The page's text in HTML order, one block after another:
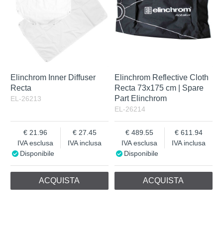
Elinchrom Inner Diffuser
Recta
EL-26213
IVA esclusa
21.96
IVA inclusa
27.45
Disponibile
ACQUISTA
Elinchrom Reflective Cloth
Recta 73x175 cm | Spare
Part Elinchrom
EL-26214
IVA esclusa
489.55
IVA inclusa
611.94
Disponibile
ACQUISTA